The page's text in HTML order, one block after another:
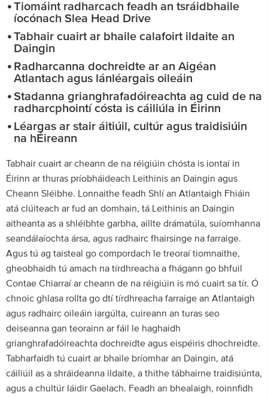
Tiomáint radharcach feadh an tsráidbhaile
íocónach Slea Head Drive
Tabhair cuairt ar bhaile calafoirt ildaite an
Daingin
Radharcanna dochreidte ar an Aigéan
Atlantach agus lánléargais oileáin
Stadanna grianghrafadóireachta ag cuid de na
radharcphointí cósta is cáiliúla in Éirinn
Léargas ar stair áitiúil, cultúr agus traidisiúin
na hÉireann
Tabhair cuairt ar cheann de na réigiúin chósta is iontaí in
Éirinn ar thuras príobháideach Leithinis an Daingin agus
Cheann Sléibhe. Lonnaithe feadh Shlí an Atlantaigh Fhiáin
atá clúiteach ar fud an domhain, tá Leithinis an Daingin
aitheanta as a shléibhte garbha, aillte drámatúla, suíomhanna
seandálaíochta ársa, agus radhairc fhairsinge na farraige.
Agus tú ag taisteal go compordach le treoraí tiomnaithe,
gheobhaidh tú amach na tírdhreacha a fhágann go bhfuil
Contae Chiarraí ar cheann de na réigiúin is mó cuairt sa tír. Ó
chnoic ghlasa rollta go dtí tírdhreacha farraige an Atlantaigh
agus radhairc oileáin iargúlta, cuireann an turas seo
deiseanna gan teorainn ar fáil le haghaidh
grianghrafadóireachta dochreidte agus eispéiris dhochreidte.
Tabharfaidh tú cuairt ar bhaile bríomhar an Daingin, atá
cáiliúil as a shráideanna ildaite, a thithe tábhairne traidisiúnta,
agus a chultúr láidir Gaelach. Feadh an bhealaigh, roinnfidh